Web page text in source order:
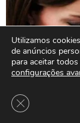
Utilizamos
de anúncios
para aceitar
configurações
Close GDPR